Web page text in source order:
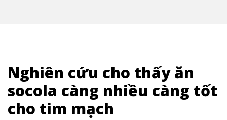
Nghiên cứu cho thấy ăn
socola càng nhiều càng tốt
cho tim mạch